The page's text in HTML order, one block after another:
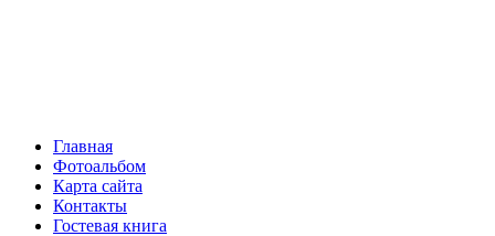
Главная
Фотоальбом
Карта сайта
Контакты
Гостевая книга